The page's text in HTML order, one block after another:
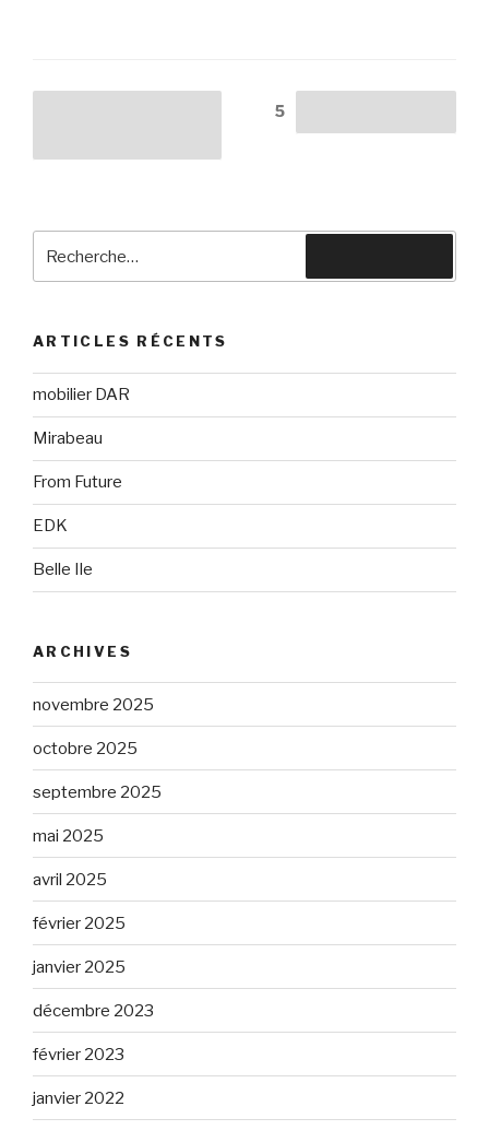
publications
Page5
pour
ARTICLES RÉCENTS
mobilier DAR
Mirabeau
From Future
EDK
Belle Ile
ARCHIVES
novembre 2025
octobre 2025
septembre 2025
mai 2025
avril 2025
février 2025
janvier 2025
décembre 2023
février 2023
janvier 2022